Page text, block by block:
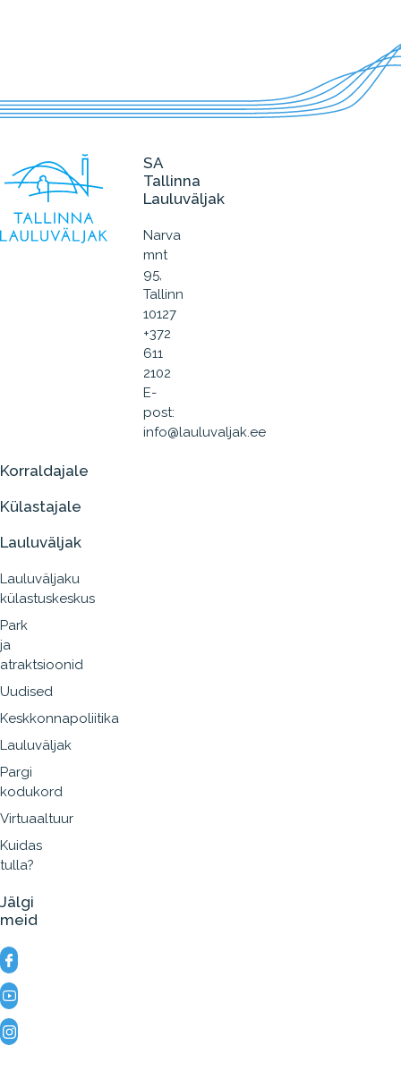
SA
Tallinna
Lauluväljak
Narva
mnt
95,
Tallinn
10127
+372
611
2102
E-
post:
info@lauluvaljak.ee
Korraldajale
Külastajale
Lauluväljak
Lauluväljaku
külastuskeskus
Park
ja
atraktsioonid
Uudised
Keskkonnapoliitika
Lauluväljak
Pargi
kodukord
Virtuaaltuur
Kuidas
tulla?
Jälgi
meid